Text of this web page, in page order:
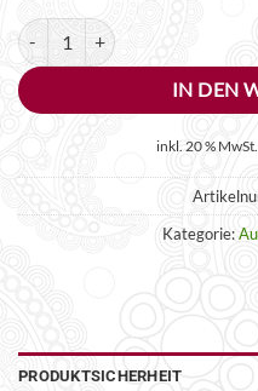
Goddess Lakshmi Aufkleber
IN DEN
inkl. 20 % MwSt.
Kategorie:
PRODUKTSICHERHEIT